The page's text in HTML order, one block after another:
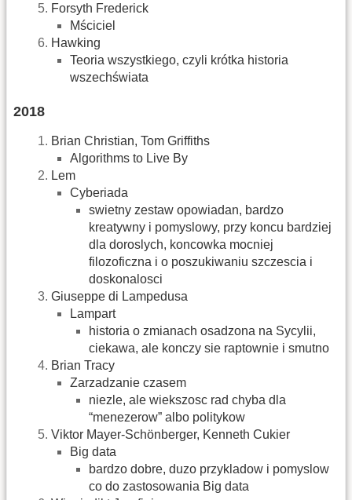
Forsyth Frederick
Mściciel
Hawking
Teoria wszystkiego, czyli krótka historia
wszechświata
2018
Brian Christian, Tom Griffiths
Algorithms to Live By
Lem
Cyberiada
swietny zestaw opowiadan, bardzo
kreatywny i pomyslowy, przy koncu bardziej
dla doroslych, koncowka mocniej
filozoficzna i o poszukiwaniu szczescia i
doskonalosci
Giuseppe di Lampedusa
Lampart
historia o zmianach osadzona na Sycylii,
ciekawa, ale konczy sie raptownie i smutno
Brian Tracy
Zarzadzanie czasem
niezle, ale wiekszosc rad chyba dla
“menezerow” albo politykow
Viktor Mayer-Schönberger, Kenneth Cukier
Big data
bardzo dobre, duzo przykladow i pomyslow
co do zastosowania Big data